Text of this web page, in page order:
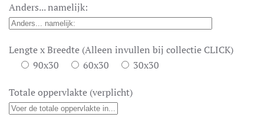
Anders... namelijk:
Lengte x Breedte (Alleen invullen bij collectie CLICK)
90x30
60x30 30x30
Totale oppervlakte (verplicht)